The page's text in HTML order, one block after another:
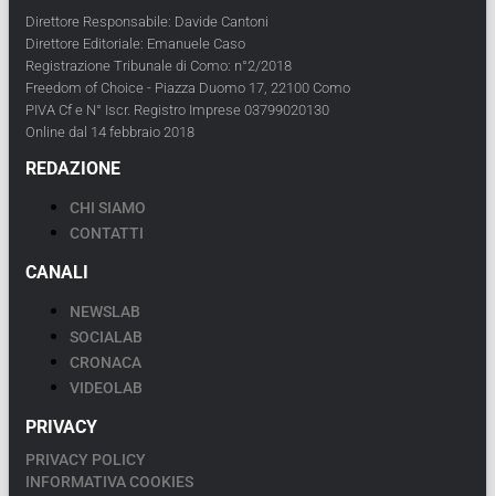
Direttore Responsabile: Davide Cantoni
Direttore Editoriale: Emanuele Caso
Registrazione Tribunale di Como: n°2/2018
Freedom of Choice - Piazza Duomo 17, 22100 Como
PIVA Cf e N° Iscr. Registro Imprese 03799020130
Online dal 14 febbraio 2018
REDAZIONE
CHI SIAMO
CONTATTI
CANALI
NEWSLAB
SOCIALAB
CRONACA
VIDEOLAB
PRIVACY
PRIVACY POLICY
INFORMATIVA COOKIES